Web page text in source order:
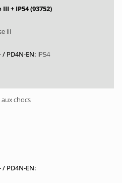
III + IP54 (93752)
III
IP54
aux chocs